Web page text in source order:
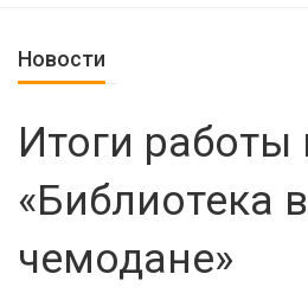
Новости
Итоги работы
«Библиотека в
чемодане»